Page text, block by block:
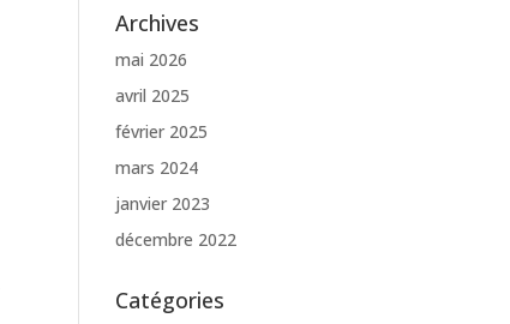
Archives
mai 2026
avril 2025
février 2025
mars 2024
janvier 2023
décembre 2022
Catégories